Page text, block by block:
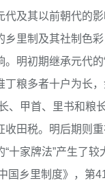
代及其以前朝代的
乡里制及其社制色
明初期继承元代的
丁粮多者十户为长，
、甲首、里书和粮
田税。明后期则重
十家牌法”产生了较
国乡里制度》，第